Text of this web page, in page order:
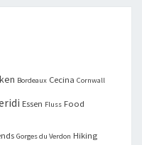
Bordeaux Cecina Cornwall
Essen Fluss Food
Gorges du Verdon Hiking